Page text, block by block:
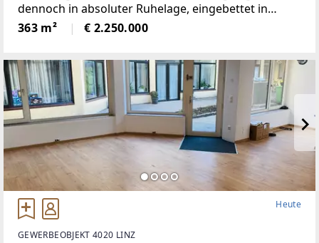
dennoch in absoluter Ruhelage, eingebettet in
wunderbare Natur.Die Liegenschaft bietet ein hohes
Maß an Privatsphäre, versprüht
363 m² € 2.250.000
Heute
GEWERBEOBJEKT 4020 LINZ